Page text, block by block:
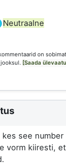
Neutraalne
on
[Saada
see number
vorm kiiresti,